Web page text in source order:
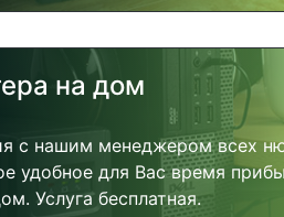
на дом
с нашим менеджером всех
удобное для Вас время
Услуга бесплатная.